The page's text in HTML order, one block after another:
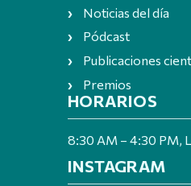
Noticias del día
Pódcast
Publicaciones
Premios
HORARIOS
8:30 AM – 4:30 PM,
INSTAGRAM